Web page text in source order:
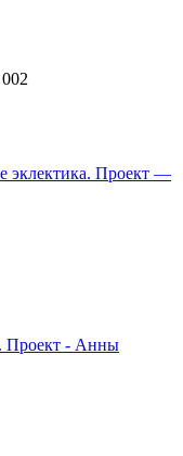
эклектика. Проект —
Проект - Анны